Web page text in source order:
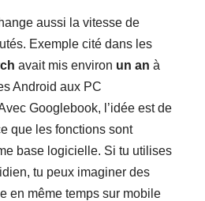
aussi la vitesse de
Exemple cité dans les
avait mis environ un an à
Android aux PC
Googlebook, l’idée est de
que les fonctions sont
base logicielle. Si tu utilises
tu peux imaginer des
en même temps sur mobile